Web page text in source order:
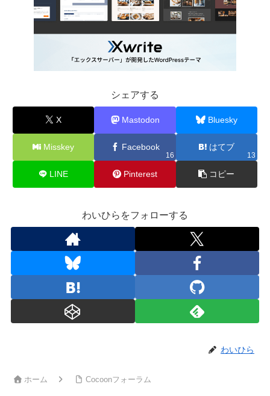
シェアする
X Mastodon Bluesky
Misskey Facebook
16
はてブ
13
LINE Pinterest コピー
わいひらをフォローする
わいひら
ホーム Cocoonフォーラム